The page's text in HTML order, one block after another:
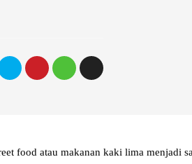
food atau makanan kaki lima menjadi